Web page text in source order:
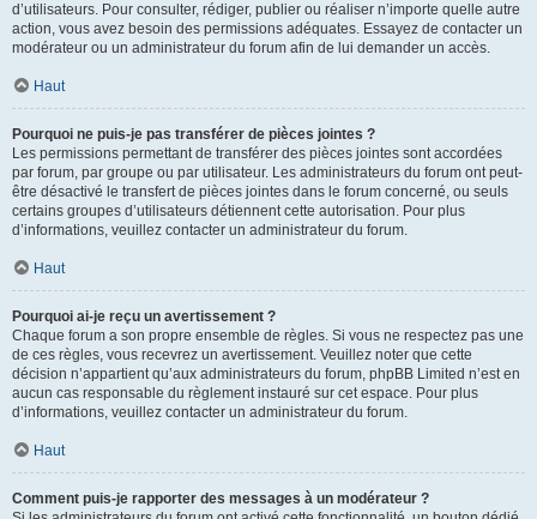
d’utilisateurs. Pour consulter, rédiger, publier ou réaliser n’importe quelle autre
action, vous avez besoin des permissions adéquates. Essayez de contacter un
modérateur ou un administrateur du forum afin de lui demander un accès.
Haut
Pourquoi ne puis-je pas transférer de pièces jointes ?
Les permissions permettant de transférer des pièces jointes sont accordées
par forum, par groupe ou par utilisateur. Les administrateurs du forum ont peut-
être désactivé le transfert de pièces jointes dans le forum concerné, ou seuls
certains groupes d’utilisateurs détiennent cette autorisation. Pour plus
d’informations, veuillez contacter un administrateur du forum.
Haut
Pourquoi ai-je reçu un avertissement ?
Chaque forum a son propre ensemble de règles. Si vous ne respectez pas une
de ces règles, vous recevrez un avertissement. Veuillez noter que cette
décision n’appartient qu’aux administrateurs du forum, phpBB Limited n’est en
aucun cas responsable du règlement instauré sur cet espace. Pour plus
d’informations, veuillez contacter un administrateur du forum.
Haut
Comment puis-je rapporter des messages à un modérateur ?